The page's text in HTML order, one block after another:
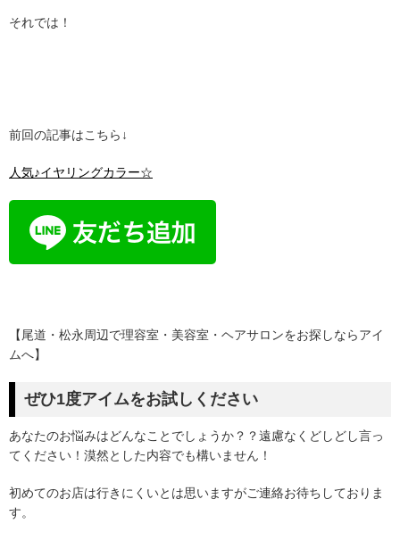
それでは！
前回の記事はこちら↓
人気♪イヤリングカラー☆
【尾道・松永周辺で理容室・美容室・ヘアサロンをお探しならアイ
ムへ】
ぜひ1度アイムをお試しください
あなたのお悩みはどんなことでしょうか？？遠慮なくどしどし言っ
てください！漠然とした内容でも構いません！
初めてのお店は行きにくいとは思いますがご連絡お待ちしておりま
す。